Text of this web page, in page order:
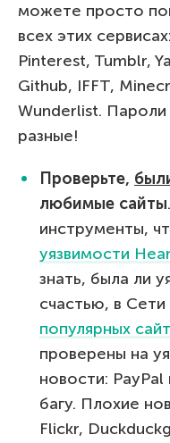
можете просто
всех этих
Pinterest, Tumblr,
Github, IFFT,
Wunderlist.
разные!
Проверьте,
любимые сайты
инструменты,
уязвимости
знать, была ли
счастью, в Сети
популярных
проверены на
новости:
багу. Плохие
Flickr,